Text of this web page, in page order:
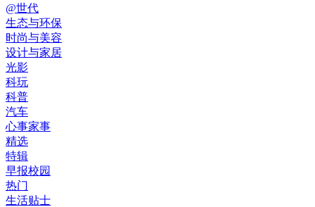
@世代
生态与环保
时尚与美容
设计与家居
光影
科玩
科普
汽车
心事家事
精选
特辑
早报校园
热门
生活贴士